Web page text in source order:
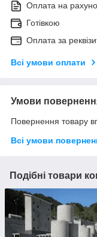
Оплата на
Готівкою
Оплата за
Всі умови оплати
Умови
Повернення товару
Всі умови
Подібні товари